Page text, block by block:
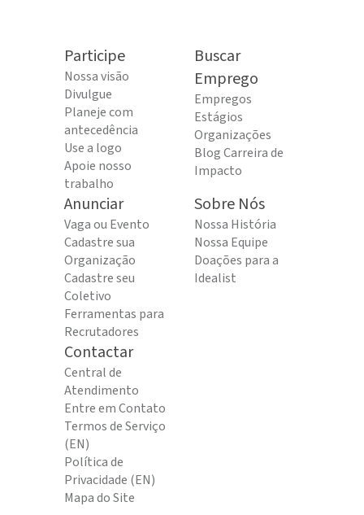
Participe
Nossa visão
Divulgue
Planeje com
antecedência
Use a logo
Apoie nosso
trabalho
Buscar
Emprego
Empregos
Estágios
Organizações
Blog Carreira de
Impacto
Anunciar
Vaga ou Evento
Cadastre sua
Organização
Cadastre seu
Coletivo
Ferramentas para
Recrutadores
Sobre Nós
Nossa História
Nossa Equipe
Doações para a
Idealist
Contactar
Central de
Atendimento
Entre em Contato
Termos de Serviço
(EN)
Política de
Privacidade (EN)
Mapa do Site